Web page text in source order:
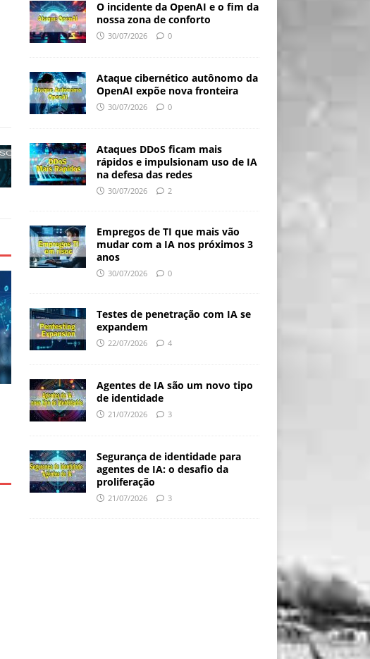
O incidente da OpenAI e o fim da
nossa zona de conforto
30/07/2026 0
Ataque cibernético autônomo da
OpenAI expõe nova fronteira
30/07/2026 0
Ataques DDoS ficam mais
rápidos e impulsionam uso de IA
na defesa das redes
30/07/2026 2
Empregos de TI que mais vão
mudar com a IA nos próximos 3
anos
30/07/2026 0
Testes de penetração com IA se
expandem
22/07/2026 4
Agentes de IA são um novo tipo
de identidade
21/07/2026 3
Segurança de identidade para
agentes de IA: o desafio da
proliferação
21/07/2026 3